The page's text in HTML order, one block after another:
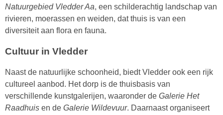
Natuurgebied Vledder Aa, een schilderachtig landschap van
rivieren, moerassen en weiden, dat thuis is van een
diversiteit aan flora en fauna.
Cultuur in Vledder
Naast de natuurlijke schoonheid, biedt Vledder ook een rijk
cultureel aanbod. Het dorp is de thuisbasis van
verschillende kunstgalerijen, waaronder de Galerie Het
Raadhuis en de Galerie Wildevuur. Daarnaast organiseert